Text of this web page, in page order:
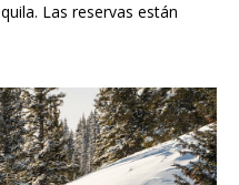
Las reservas están